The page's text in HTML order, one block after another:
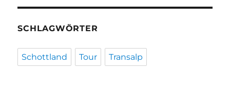
SCHLAGWÖRTER
Schottland Tour Transalp